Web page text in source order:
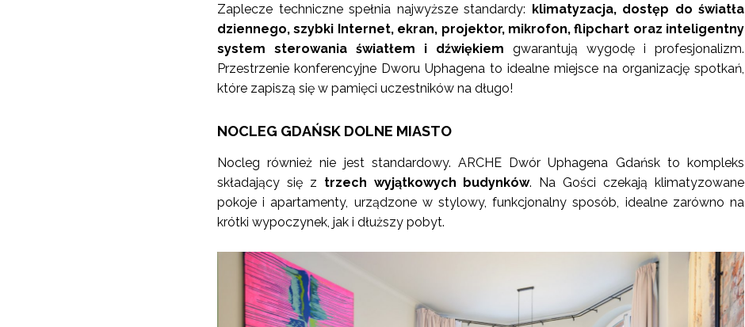
Zaplecze techniczne spełnia najwyższe standardy: klimatyzacja, dostęp do światła
dziennego, szybki Internet, ekran, projektor, mikrofon, flipchart oraz inteligentny
system sterowania światłem i dźwiękiem gwarantują wygodę i profesjonalizm.
Przestrzenie konferencyjne Dworu Uphagena to idealne miejsce na organizację spotkań,
które zapiszą się w pamięci uczestników na długo!
NOCLEG GDAŃSK DOLNE MIASTO
Nocleg również nie jest standardowy. ARCHE Dwór Uphagena Gdańsk to kompleks
składający się z trzech wyjątkowych budynków. Na Gości czekają klimatyzowane
pokoje i apartamenty, urządzone w stylowy, funkcjonalny sposób, idealne zarówno na
krótki wypoczynek, jak i dłuższy pobyt.